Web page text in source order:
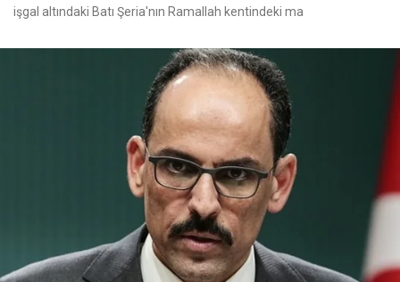
işgal altındaki Batı Şeria'nın Ramallah kentindeki ma